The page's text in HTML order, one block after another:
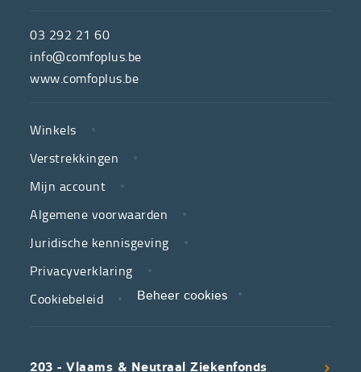
de
hulpmiddelenwinkel
van
neutrale
ziekenfondsen,
is
partner
in
zorg.
We
03 292 21 60
info@comfoplus.be
www.comfoplus.be
LINKS
Winkels
Verstrekkingen
Mijn account
Algemene voorwaarden
Juridische kennisgeving
Privacyverklaring
Cookiebeleid
Beheer cookies
203 - Vlaams & Neutraal Ziekenfonds